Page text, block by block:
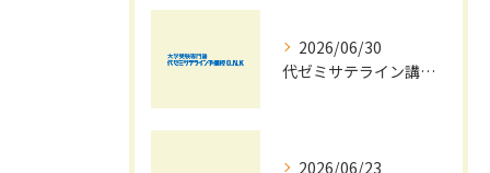
2026/06/30
代ゼミサテライン講座夏期講習会で苦手科目を短期間に得意科目へ導く学習戦略
2026/06/23